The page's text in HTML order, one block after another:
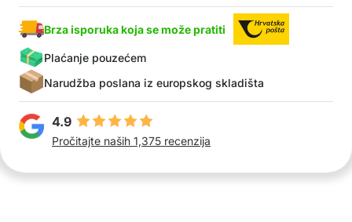
Brza isporuka koja se može pratiti
Plaćanje pouzećem
Narudžba poslana iz europskog skladišta
4.9
Pročitajte naših 1,375 recenzija